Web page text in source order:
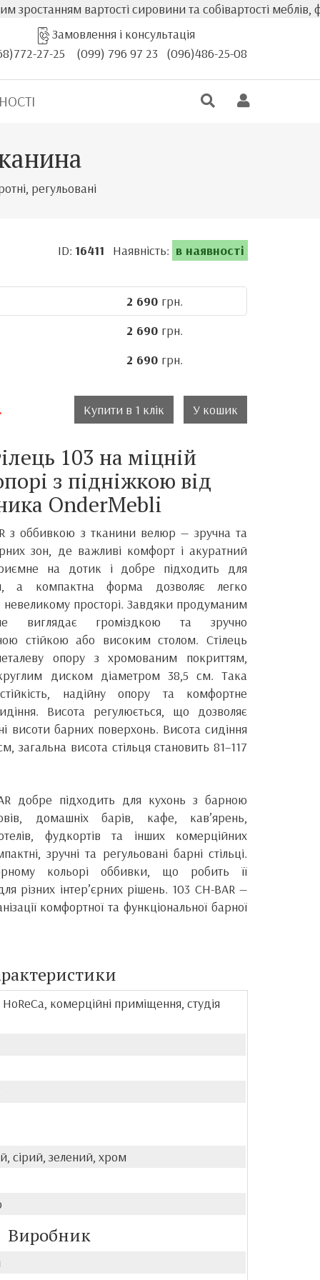
вартості сировини та собівартості меблів,
Замовлення і консультація
27-25
(099) 796 97 23 (096)486-25-08
регульовані
ID: 16411 Наявність: в наявності
2 690 грн.
2 690 грн.
2 690 грн.
Купити в 1 клік У кошик
103 на міцній
з підніжкою від
OnderMebli
з оббивкою з тканини велюр — зручна та
зон, де важливі комфорт і акуратний
на дотик і добре підходить для
а компактна форма дозволяє легко
невеликому просторі. Завдяки продуманим
виглядає громіздкою та зручно
стійкою або високим столом. Стілець
опору з хромованим покриттям,
диском діаметром 38,5 см. Така
надійну опору та комфортне
Висота регулюється, що дозволяє
висоти барних поверхонь. Висота сидіння
загальна висота стільця становить 81–117
добре підходить для кухонь з барною
домашніх барів, кафе, кав’ярень,
фудкортів та інших комерційних
зручні та регульовані барні стільці.
кольорі оббивки, що робить її
різних інтер’єрних рішень. 103 CH-BAR —
комфортної та функціональної барної
HoReCa, комерційні приміщення, студія
сірий, зелений, хром
Виробник